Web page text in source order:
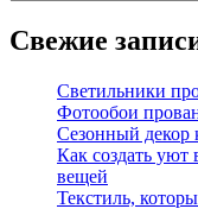
Свежие
Светильники
Фотообои
Сезонный декор
Как создать уют
вещей
Текстиль,